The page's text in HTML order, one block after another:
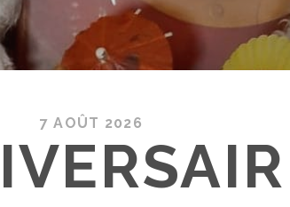
7 AOÛT 2026